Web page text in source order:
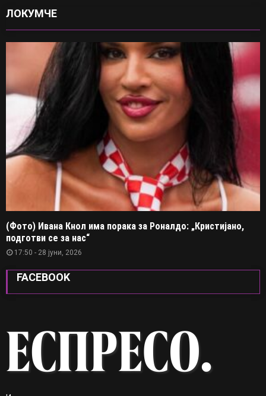
ЛОКУМЧЕ
(Фото) Ивана Кнол има порака за Роналдо: „Кристијано,
подготви се за нас“
17:50 - 28 јуни, 2026
FACEBOOK